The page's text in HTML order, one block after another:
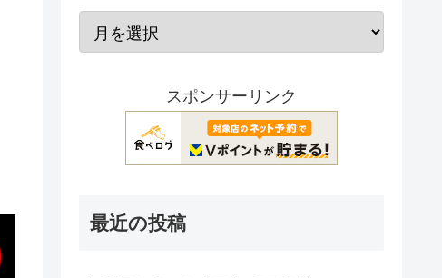
スポンサーリンク
最近の投稿